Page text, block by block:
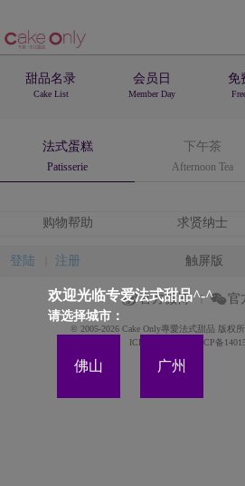
甜品名录
Cake List
会员日
Member Day
免
法式蛋糕
Patisserie
下午茶
Afternoon Tea
欢迎光临专爱法式甜品^-^
请选择城市：
佛山 广州
购物帮助 求贤纳士
登陆 注册 触屏版
官方微博 官
© 2005-2026 Cake Only專愛法式甜品 版权
ICP备案证书号:粤ICP备